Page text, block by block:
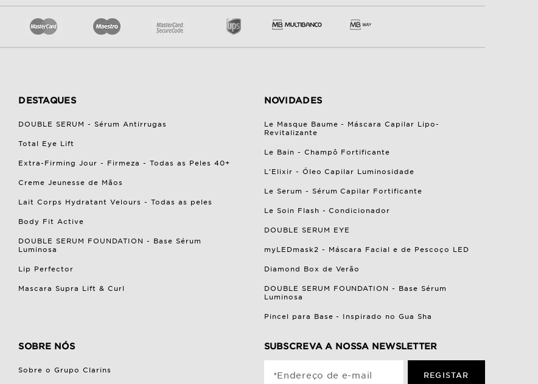
DESTAQUES
DOUBLE SERUM - Sérum Antirrugas
Total Eye Lift
Extra-Firming Jour - Firmeza - Todas as Peles 40+
Creme Jeunesse de Mãos
Lait Corps Hydratant Velours - Todas as peles
Body Fit Active
DOUBLE SERUM FOUNDATION - Base Sérum
Luminosa
Lip Perfector
Mascara Supra Lift & Curl
NOVIDADES
Le Masque Baume - Máscara Capilar Lipo-
Revitalizante
Le Bain - Champô Fortificante
L'Elixir - Óleo Capilar Luminosidade
Le Serum - Sérum Capilar Fortificante
Le Soin Flash - Condicionador
DOUBLE SERUM EYE
myLEDmask2 - Máscara Facial e de Pescoço LED
Diamond Box de Verão
DOUBLE SERUM FOUNDATION - Base Sérum
Luminosa
Pincel para Base - Inspirado no Gua Sha
SOBRE NÓS
Sobre o Grupo Clarins
SUBSCREVA A NOSSA NEWSLETTER
*Endereço de e-mail REGISTAR